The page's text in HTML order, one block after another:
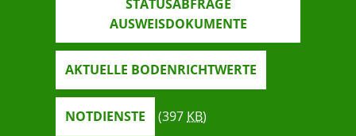
STATUSABFRAGE
AUSWEISDOKUMENTE
AKTUELLE BODENRICHTWERTE
NOTDIENSTE (397 KB)